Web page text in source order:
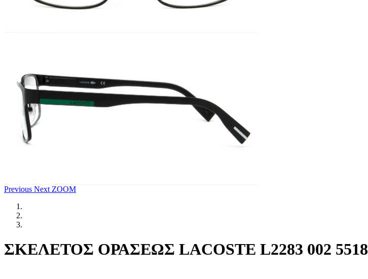
Previous Next ZOOM
ΣΚΕΛΕΤΟΣ ΟΡΑΣΕΩΣ LACOSTE L2283 002 5518